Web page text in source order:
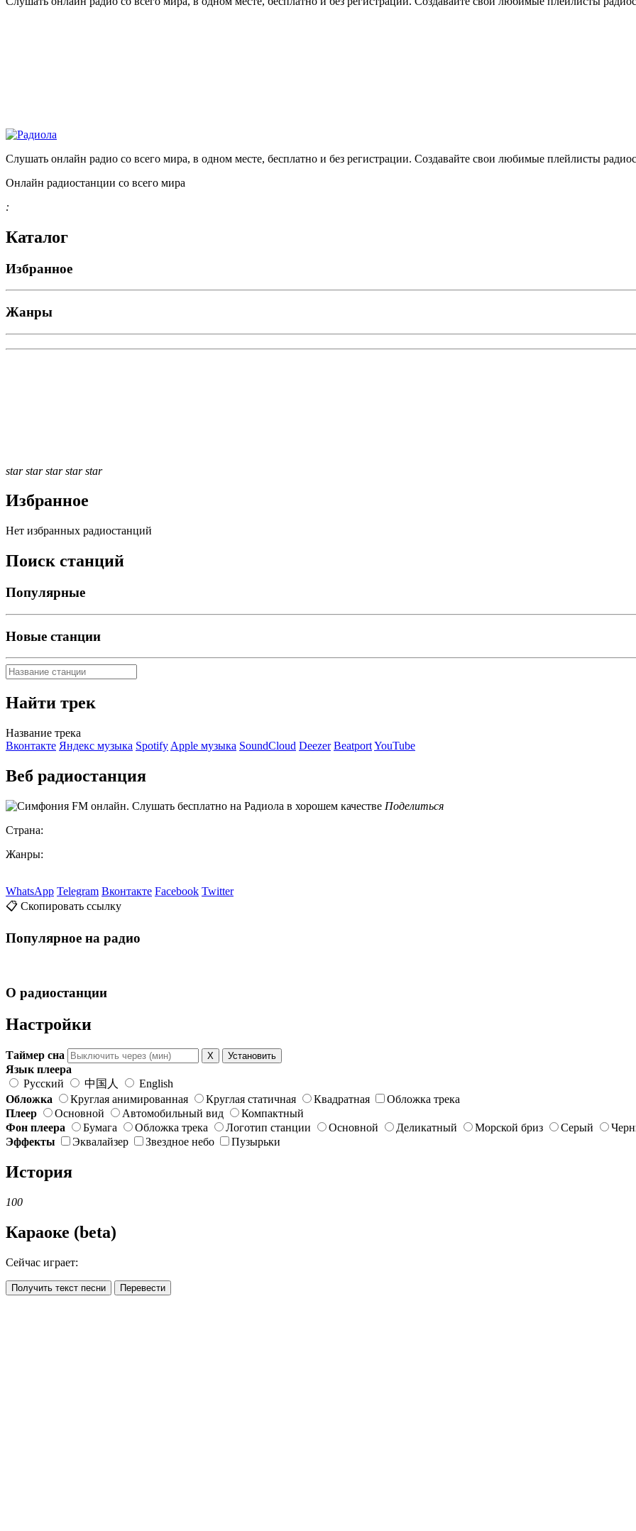
Слушать онлайн радио со всего мира, в одном месте, бесплатно и без регистрации. Создавайте свои любимые плейлисты
Онлайн радиостанции со всего мира
:
Каталог
Избранное
Жанры
star star star star star
Избранное
Нет избранных радиостанций
Поиск станций
Популярные
Новые станции
Найти трек
Название трека
Вконтакте Яндекс музыка Spotify Apple музыка SoundCloud Deezer BeatportYouTube
Веб радиостанция
Поделиться
Страна:
Жанры:
WhatsApp Telegram Вконтакте Facebook Twitter
📋 Скопировать ссылку
Популярное на радио
О радиостанции
Настройки
Таймер сна X Установить
Язык плеера
Русский
中国人
English
Обложка
Круглая анимированная Круглая статичная Квадратная
Обложка трека
Плеер
Основной Автомобильный вид
Компактный
Фон плеера
Бумага Обложка трека Логотип станции Основной Деликатный Морской бриз Серый
Эффекты
Эквалайзер Звездное небо Пузырьки
История
100
Караоке (beta)
Сейчас играет:
Получить текст песни Перевести